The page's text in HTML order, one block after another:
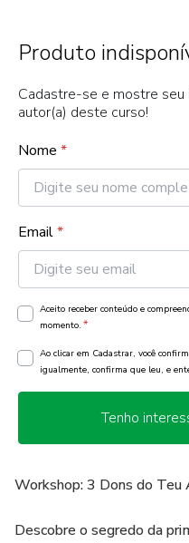
Produto
Cadastre-se e mostre seu
autor(a) deste curso!
Nome *
Email*
Aceito receber conteúdo e
momento. *
Ao clicar em Cadastrar, você
igualmente, confirma que leu, e
Tenho
Workshop: 3 Dons do Teu
Descobre o segredo da